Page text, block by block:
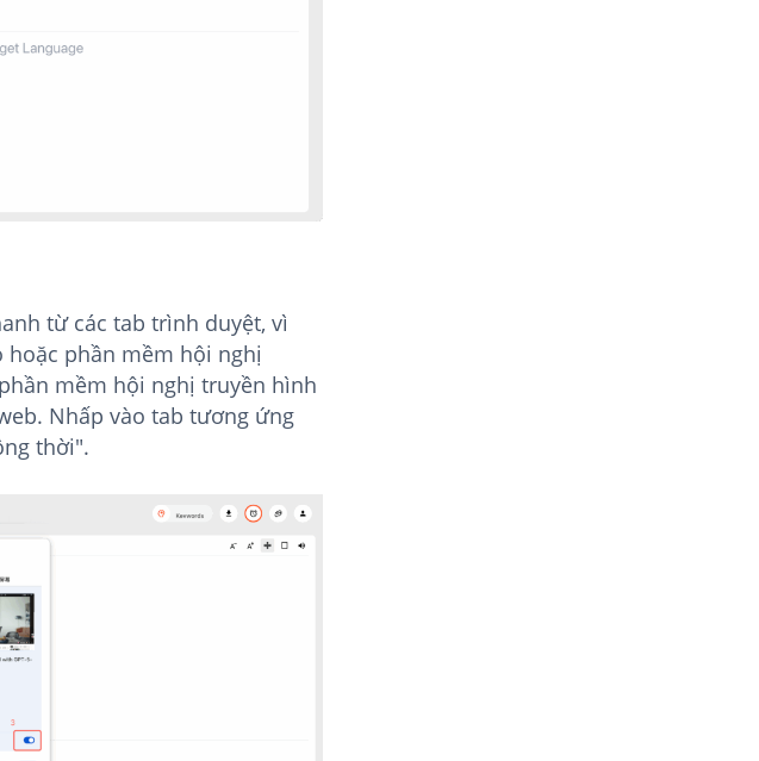
từ các tab trình duyệt, vì
phần mềm hội nghị
mềm hội nghị truyền hình
Nhấp vào tab tương ứng
thời".